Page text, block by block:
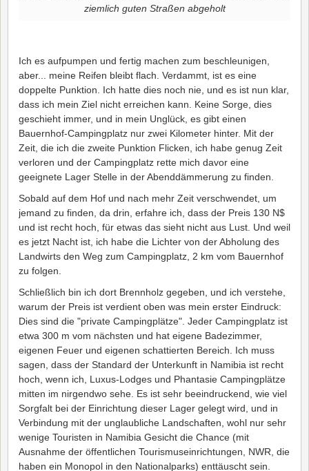
ziemlich guten Straßen abgeholt
Ich es aufpumpen und fertig machen zum beschleunigen,
aber... meine Reifen bleibt flach. Verdammt, ist es eine
doppelte Punktion. Ich hatte dies noch nie, und es ist nun klar,
dass ich mein Ziel nicht erreichen kann. Keine Sorge, dies
geschieht immer, und in mein Unglück, es gibt einen
Bauernhof-Campingplatz nur zwei Kilometer hinter. Mit der
Zeit, die ich die zweite Punktion Flicken, ich habe genug Zeit
verloren und der Campingplatz rette mich davor eine
geeignete Lager Stelle in der Abenddämmerung zu finden.
Sobald auf dem Hof und nach mehr Zeit verschwendet, um
jemand zu finden, da drin, erfahre ich, dass der Preis 130 N$
und ist recht hoch, für etwas das sieht nicht aus Lust. Und weil
es jetzt Nacht ist, ich habe die Lichter von der Abholung des
Landwirts den Weg zum Campingplatz, 2 km vom Bauernhof
zu folgen.
Schließlich bin ich dort Brennholz gegeben, und ich verstehe,
warum der Preis ist verdient oben was mein erster Eindruck:
Dies sind die "private Campingplätze". Jeder Campingplatz ist
etwa 300 m vom nächsten und hat eigene Badezimmer,
eigenen Feuer und eigenen schattierten Bereich. Ich muss
sagen, dass der Standard der Unterkunft in Namibia ist recht
hoch, wenn ich, Luxus-Lodges und Phantasie Campingplätze
mitten im nirgendwo sehe. Es ist sehr beeindruckend, wie viel
Sorgfalt bei der Einrichtung dieser Lager gelegt wird, und in
Verbindung mit der unglaubliche Landschaften, wohl nur sehr
wenige Touristen in Namibia Gesicht die Chance (mit
Ausnahme der öffentlichen Tourismuseinrichtungen, NWR, die
haben ein Monopol in den Nationalparks) enttäuscht sein.